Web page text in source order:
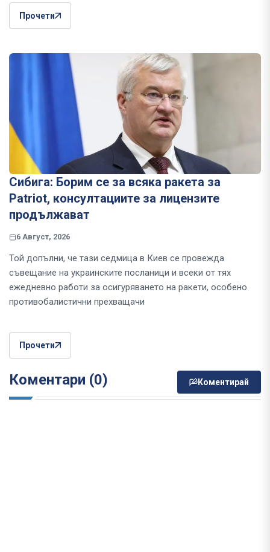
Прочети
Сибига: Борим се за всяка ракета за
Patriot, консултациите за лицензите
продължават
6 Август, 2026
Той допълни, че тази седмица в Киев се провежда
съвещание на украинските посланици и всеки от тях
ежедневно работи за осигуряването на ракети, особено
противобалистични прехващачи
Прочети
Коментари (0) Коментирай